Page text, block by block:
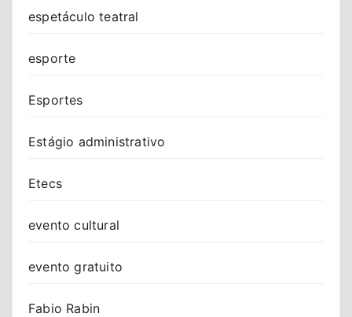
espetáculo teatral
esporte
Esportes
Estágio administrativo
Etecs
evento cultural
evento gratuito
Fabio Rabin